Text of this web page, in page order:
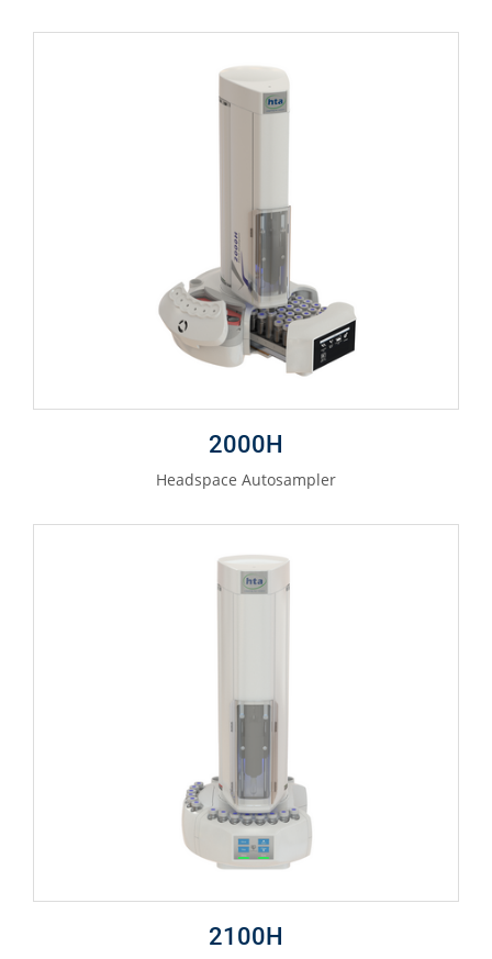
2000H
Headspace Autosampler
2100H